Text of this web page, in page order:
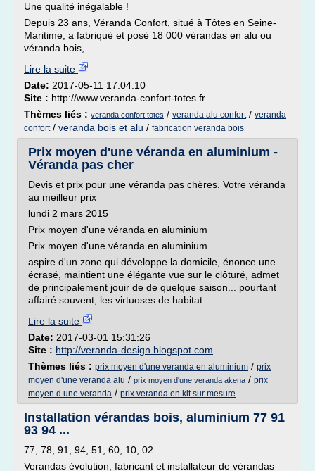
Une qualité inégalable !
Depuis 23 ans, Véranda Confort, situé à Tôtes en Seine-
Maritime, a fabriqué et posé 18 000 vérandas en alu ou
véranda bois,...
Lire la suite
Date: 2017-05-11 17:04:10
Site : http://www.veranda-confort-totes.fr
Thèmes liés : veranda confort totes / veranda alu confort/ veranda
confort/ veranda bois et alu / fabrication veranda bois
Prix moyen d'une véranda en aluminium -
Véranda pas cher
Devis et prix pour une véranda pas chères. Votre véranda
au meilleur prix
lundi 2 mars 2015
Prix moyen d'une véranda en aluminium
Prix moyen d'une véranda en aluminium
aspire d'un zone qui développe la domicile, énonce une
écrasé, maintient une élégante vue sur le clôturé, admet
de principalement jouir de de quelque saison... pourtant
affairé souvent, les virtuoses de habitat...
Lire la suite
Date: 2017-03-01 15:31:26
Site : http://veranda-design.blogspot.com
Thèmes liés : prix moyen d'une veranda en aluminium / prix
moyen d'une veranda alu / prix moyen d'une veranda akena / prix
moyen d une veranda / prix veranda en kit sur mesure
Installation vérandas bois, aluminium 77 91
93 94 ...
77, 78, 91, 94, 51, 60, 10, 02
Verandas évolution, fabricant et installateur de vérandas